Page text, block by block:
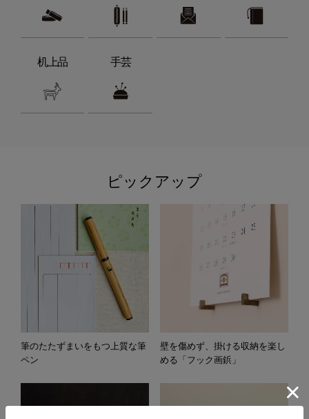
机上品 手芸
ピックアップ
筆のたたずまいをもつ上質な筆
ペン
壁を傷めず、掛ける収納を楽し
める「フック画鋲」